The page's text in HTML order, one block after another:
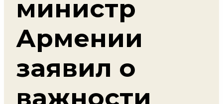
министр
Армении
заявил о
важности